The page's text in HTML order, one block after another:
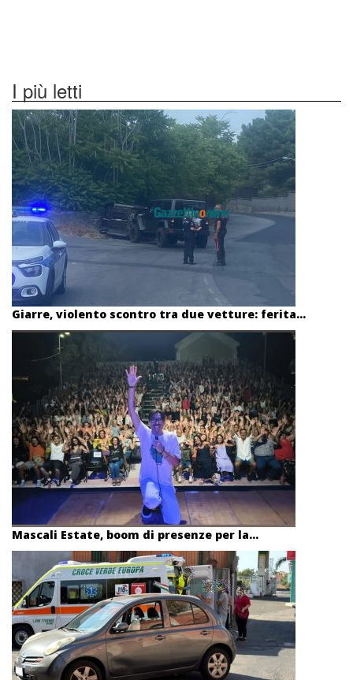
I più letti
Giarre, violento scontro tra due vetture: ferita...
Mascali Estate, boom di presenze per la...